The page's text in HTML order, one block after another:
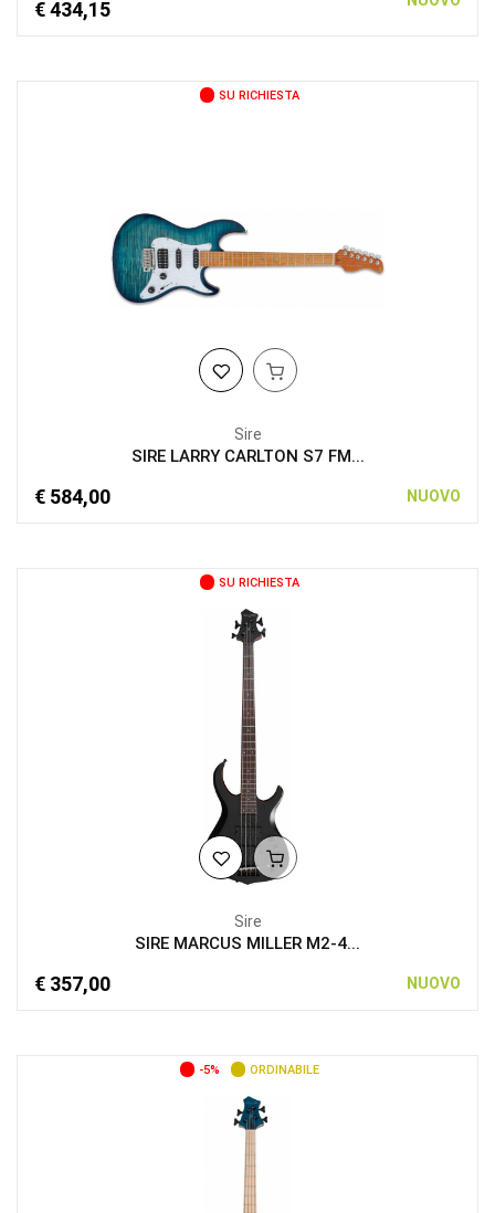
€ 434,15
SU RICHIESTA
Sire
SIRE LARRY CARLTON S7 FM...
€ 584,00 NUOVO
SU RICHIESTA
Sire
SIRE MARCUS MILLER M2-4...
€ 357,00 NUOVO
-5% ORDINABILE